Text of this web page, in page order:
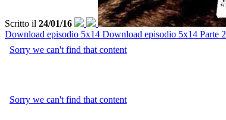
Scritto il 24/01/16
Download episodio 5x14 Download episodio 5x14 Parte 2